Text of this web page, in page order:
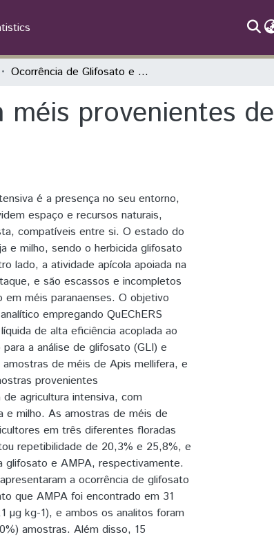
Ocorrência de Glifosato e AMPA em méis provenientes de uma região de agricultura intensiva.
provenientes de
é a presença no seu entorno,
espaço e recursos naturais,
compatíveis entre si. O estado do
e milho, sendo o herbicida glifosato
lado, a atividade apícola apoiada na
e são escassos e incompletos
méis paranaenses. O objetivo
empregando QuEChERS
de alta eficiência acoplada ao
a análise de glifosato (GLI) e
de méis de Apis mellifera, e
provenientes
agricultura intensiva, com
e milho. As amostras de méis de
em três diferentes floradas
repetibilidade de 20,3% e 25,8%, e
glifosato e AMPA, respectivamente.
a ocorrência de glifosato
que AMPA foi encontrado em 31
µg kg-1), e ambos os analitos foram
amostras. Além disso, 15